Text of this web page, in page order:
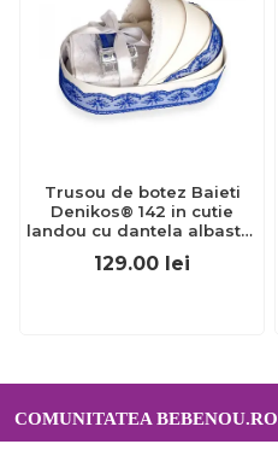
Trusou de botez Baieti
Denikos® 142 in cutie
landou cu dantela albastra
129.00 lei
COMUNITATEA BEBENOU.RO